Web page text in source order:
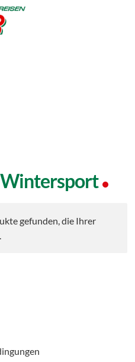
gefunden, die Ihrer